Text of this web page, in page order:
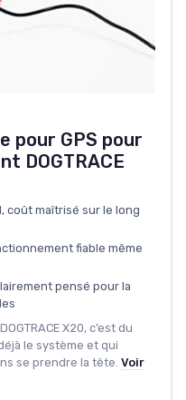
pour GPS pour
DOGTRACE
coût maîtrisé sur le long
fiable même
pensé pour la
X20, c’est du
le système et qui
se prendre la tête. Voir